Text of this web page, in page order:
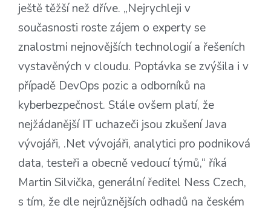
ještě těžší než dříve. „Nejrychleji v
současnosti roste zájem o experty se
znalostmi nejnovějších technologií a řešeních
vystavěných v cloudu. Poptávka se zvýšila i v
případě DevOps pozic a odborníků na
kyberbezpečnost. Stále ovšem platí, že
nejžádanější IT uchazeči jsou zkušení Java
vývojáři, .Net vývojáři, analytici pro podniková
data, testeři a obecně vedoucí týmů,“ říká
Martin Silvička, generální ředitel Ness Czech,
s tím, že dle nejrůznějších odhadů na českém